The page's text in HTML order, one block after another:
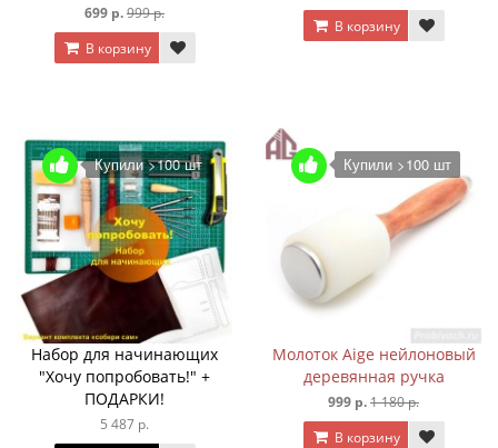
699 р.999 р.
В корзину
В корзину
Купили >100 шт
Набор для начинающих
"Хочу попробовать!" +
ПОДАРКИ!
5 487 р.
Купили >100 шт
Молоток Aige нейлоновый
деревянная ручка
999 р.1 180 р.
В корзину